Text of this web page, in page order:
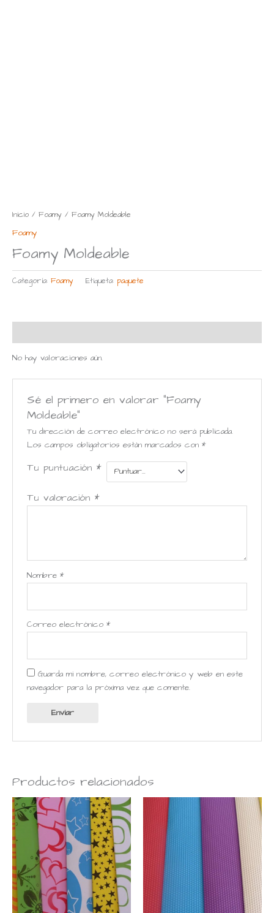
Inicio / Foamy / Foamy Moldeable
Foamy
Foamy Moldeable
Categoría: Foamy Etiqueta: paquete
No hay valoraciones aún.
Sé el primero en valorar “Foamy
Moldeable”
Tu dirección de correo electrónico no será publicada.
Los campos obligatorios están marcados con *
Tu puntuación *
Tu valoración *
Nombre *
Correo electrónico *
Guarda mi nombre, correo electrónico y web en este
navegador para la próxima vez que comente.
Productos relacionados